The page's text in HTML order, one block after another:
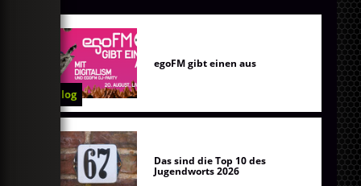
Blog
egoFM gibt einen aus
Das sind die Top 10 des
Jugendworts 2026